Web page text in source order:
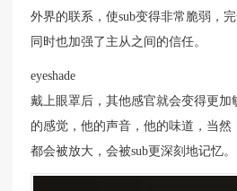
外界的联系，使sub变得非常脆弱，
同时也加强了主从之间的信任。
eyeshade
戴上眼罩后，其他感官就会变得更加
的感觉，他的声音，他的味道，当然
都会被放大，会被sub更深刻地记忆。